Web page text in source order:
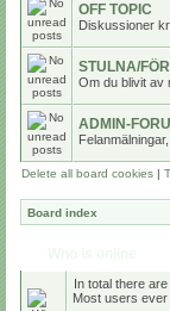
OFF TOPIC
Diskussioner
STULNA/
Om du blivit av
ADMIN-
Delete all board cookies |
Board index
In total there are
Most users ever